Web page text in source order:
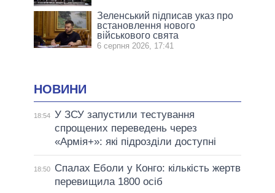
Зеленський підписав указ про
встановлення нового
військового свята
6 серпня 2026, 17:41
НОВИНИ
18:54 У ЗСУ запустили тестування
спрощених переведень через
«Армія+»: які підрозділи доступні
18:50
Спалах Еболи у Конго: кількість жертв
перевищила 1800 осіб